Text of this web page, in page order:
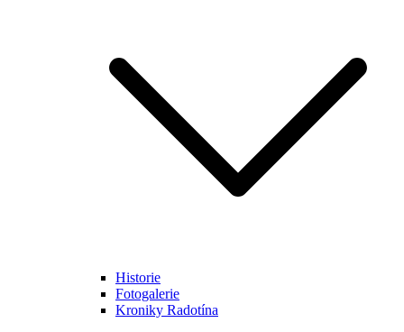
Historie
Fotogalerie
Kroniky Radotína